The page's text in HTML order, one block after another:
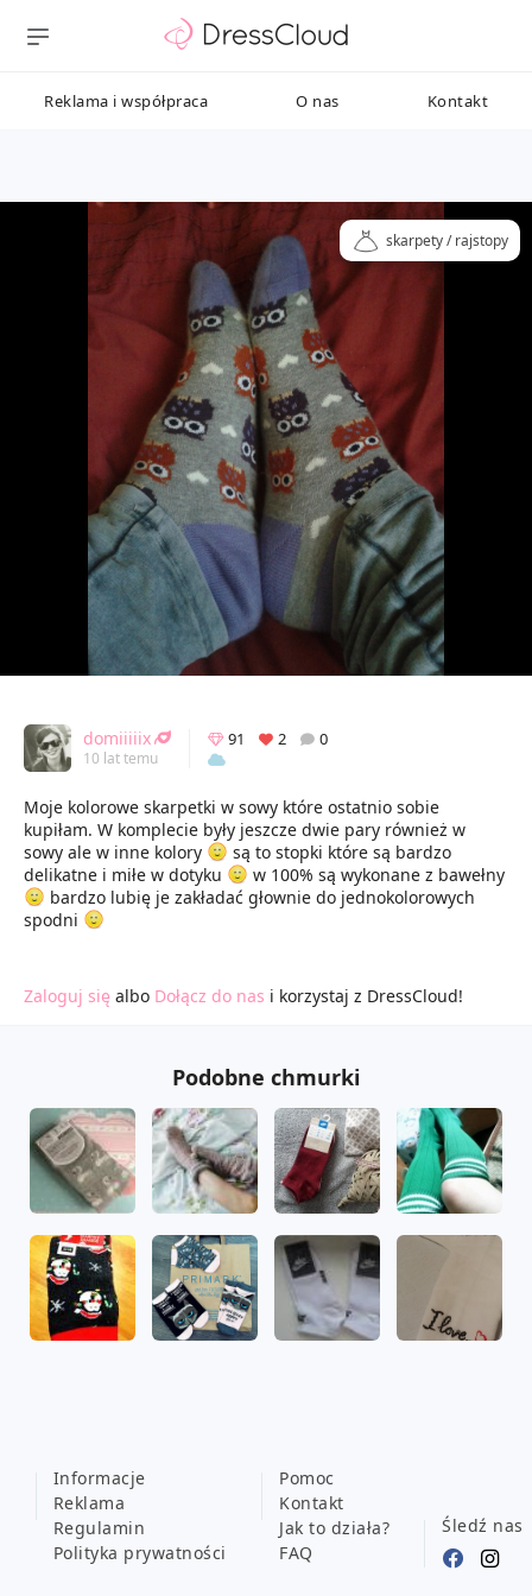
Reklama i współpraca O nas Kontakt
skarpety / rajstopy
domiiiiix
10 lat temu
91 2 0
Moje kolorowe skarpetki w sowy które ostatnio sobie
kupiłam. W komplecie były jeszcze dwie pary również w
sowy ale w inne kolory
są to stopki które są bardzo
delikatne i miłe w dotyku
w 100% są wykonane z bawełny
bardzo lubię je zakładać głownie do jednokolorowych
spodni
Zaloguj się albo Dołącz do nas i korzystaj z DressCloud!
Podobne chmurki
Informacje
Reklama
Regulamin
Polityka prywatności
Pomoc
Kontakt
Jak to działa?
FAQ
Śledź nas